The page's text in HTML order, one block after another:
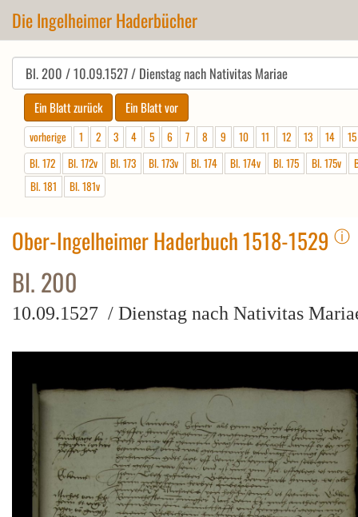
Die Ingelheimer Haderbücher
vorherige 1 2 3 4 5 6 7 8 9 10 11 12 13 14
15
Bl. 172
Bl. 172v Bl. 173 Bl. 173v Bl. 174 Bl. 174v Bl. 175 Bl. 175v
Bl. 181
Bl. 181v
Ober-Ingelheimer Haderbuch 1518-1529 ⓘ
Bl. 200
10.09.1527 / Dienstag nach Nativitas